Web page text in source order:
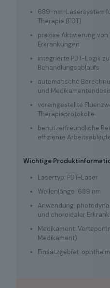
689-nm-Lasersystem
Therapie (PDT)
präzise Aktivierung
Erkrankungen
integrierte PDT-Logik
Behandlungsablaufs
automatische
und
voreingestellte
Therapieprotokolle
benutzerfreundliche
effiziente
Wichtige
Lasertyp: PDT-Laser
Wellenlänge: 689 nm
Anwendung:
und choroidaler
Medikament:
Medikament)
Einsatzgebiet: